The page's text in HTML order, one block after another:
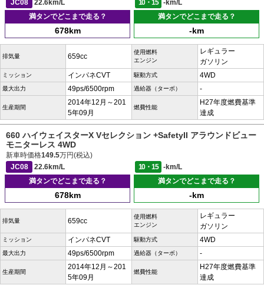
JC08
22.6km/L 10・15
-km/L
満タンでどこまで走る？
678km
満タンでどこまで走る？
-km
排気量 659cc
使用燃料
エンジン
レギュラー
ガソリン
ミッション インパネCVT 駆動方式 4WD
最大出力 49ps/6500rpm 過給器（ターボ） -
生産期間
2014年12月～201
5年09月
燃費性能
H27年度燃費基準
達成
660 ハイウェイスターX Vセレクション +SafetyII アラウンドビュー
モニターレス 4WD
新車時価格149.5万円(税込)
JC08
22.6km/L 10・15
-km/L
満タンでどこまで走る？
678km
満タンでどこまで走る？
-km
排気量 659cc
使用燃料
エンジン
レギュラー
ガソリン
ミッション インパネCVT 駆動方式 4WD
最大出力 49ps/6500rpm 過給器（ターボ） -
生産期間
2014年12月～201
5年09月
燃費性能
H27年度燃費基準
達成